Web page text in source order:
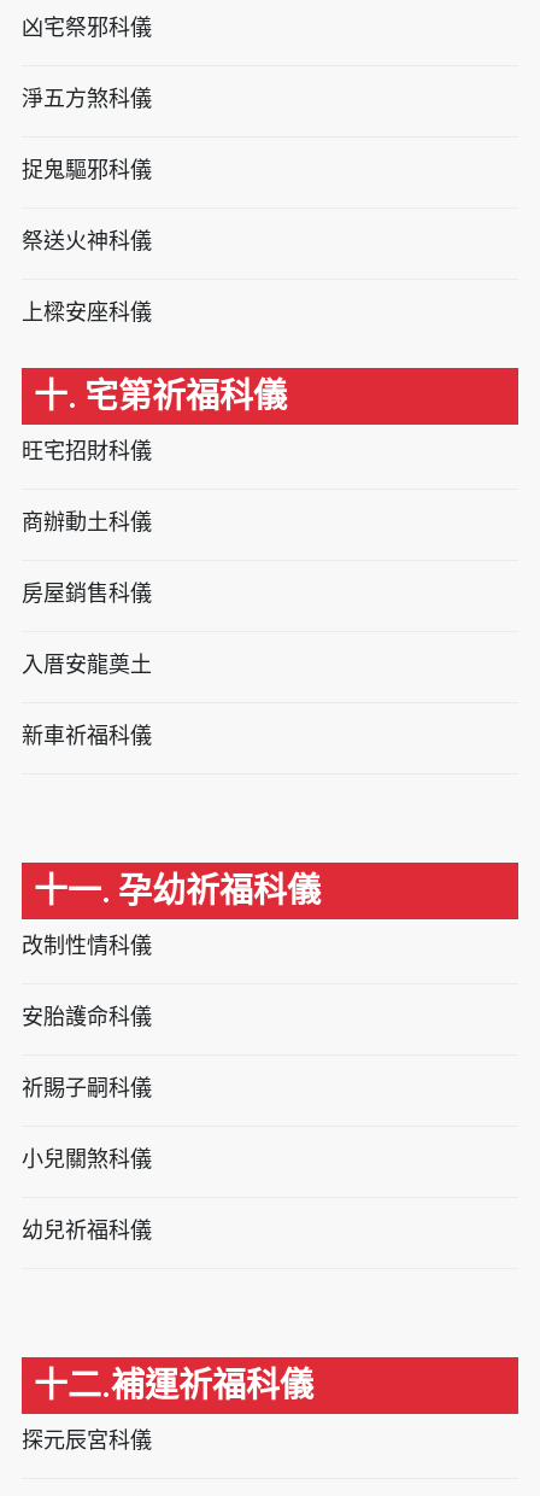
凶宅祭邪科儀
淨五方煞科儀
捉鬼驅邪科儀
祭送火神科儀
上樑安座科儀
十. 宅第祈福科儀
旺宅招財科儀
商辦動土科儀
房屋銷售科儀
入厝安龍奠土
新車祈福科儀
十一. 孕幼祈福科儀
改制性情科儀
安胎護命科儀
祈賜子嗣科儀
小兒關煞科儀
幼兒祈福科儀
十二.補運祈福科儀
探元辰宮科儀